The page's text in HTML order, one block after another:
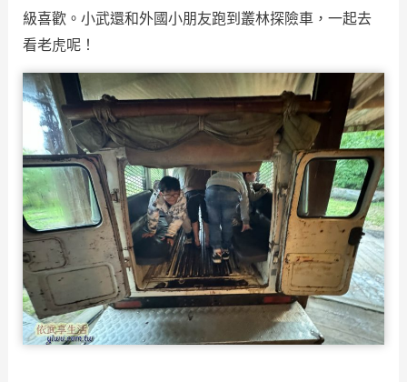
級喜歡。小武還和外國小朋友跑到叢林探險車，一起去
看老虎呢！